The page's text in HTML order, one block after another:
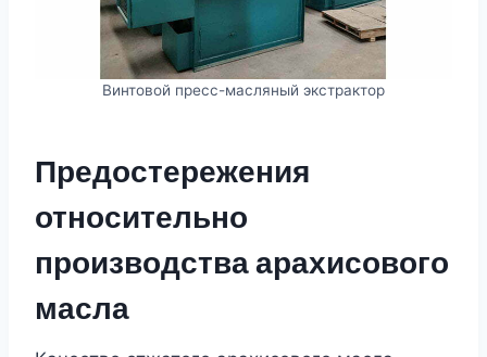
Винтовой пресс-масляный экстрактор
Предостережения
относительно
производства арахисового
масла